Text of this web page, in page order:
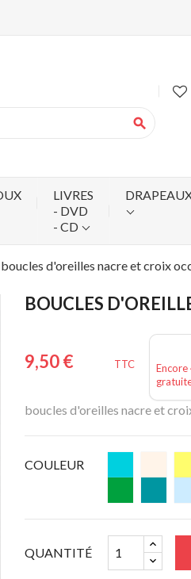
search
LIVRES
- DVD
- CD
boucles d'oreilles nacre et croix
BOUCLES
9,50 € TTC
boucles d'oreilles nacre et
COULEUR
QUANTITÉ